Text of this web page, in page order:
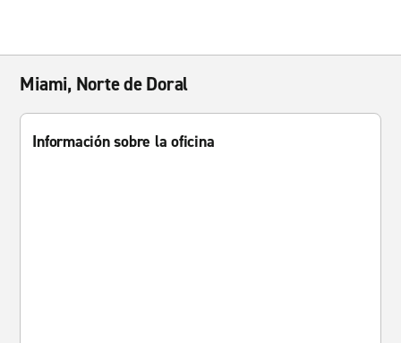
Miami, Norte de Doral
Información sobre la oficina